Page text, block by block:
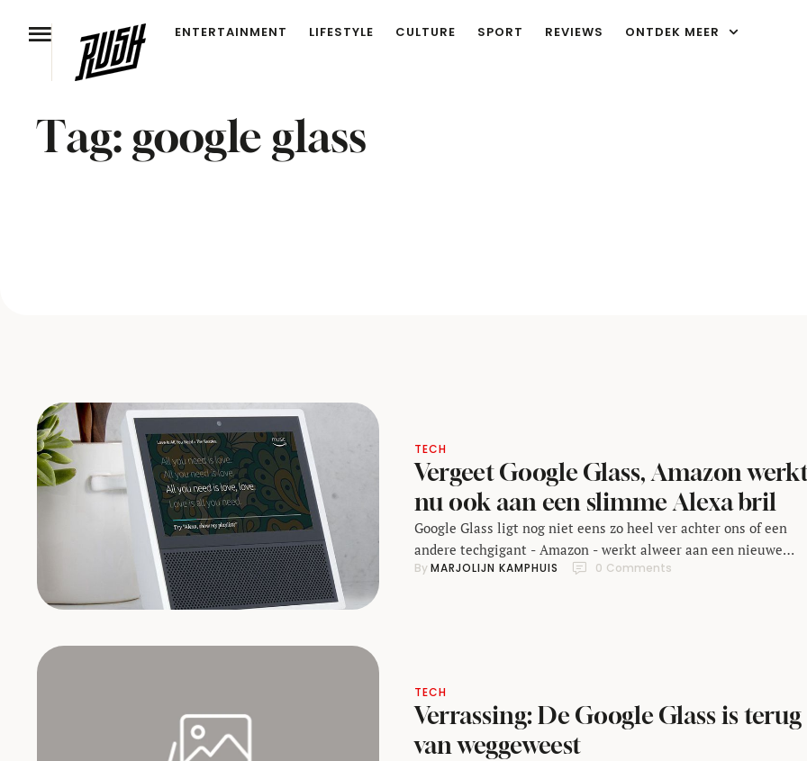
ENTERTAINMENT LIFESTYLE CULTURE SPORT REVIEWS ONTDEK MEER
Tag: google glass
TECH
Vergeet Google Glass, Amazon
nu ook aan een slimme Alexa bril
Google Glass ligt nog niet eens zo heel ver achter ons of een
andere techgigant - Amazon - werkt alweer aan een nieuwe
variant op het thema van de slimme bril ontdekte Financial
By MARJOLIJN KAMPHUIS 0 Comments
TECH
Verrassing: De Google Glass is terug
van weggeweest